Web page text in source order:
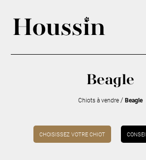
Beagle
Chiots à vendre/ Beagle
CHOISISSEZ VOTRE CHIOT